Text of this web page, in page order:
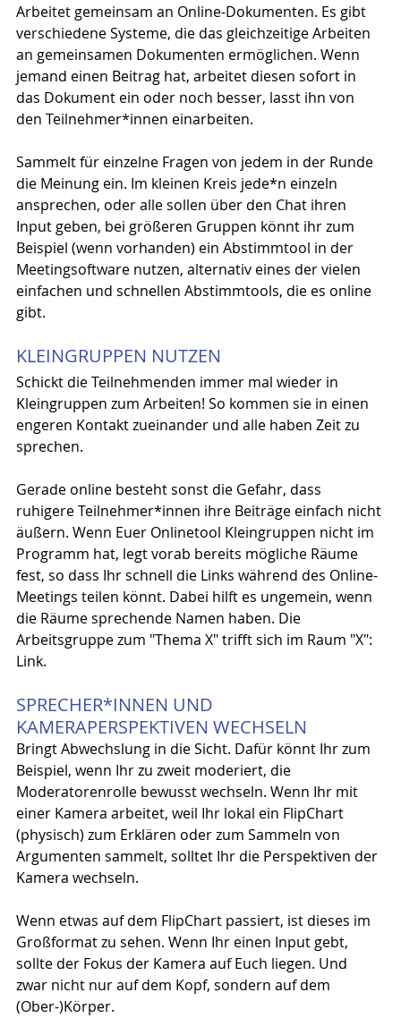
Arbeitet gemeinsam an Online-Dokumenten. Es gibt
verschiedene Systeme, die das gleichzeitige Arbeiten
an gemeinsamen Dokumenten ermöglichen. Wenn
jemand einen Beitrag hat, arbeitet diesen sofort in
das Dokument ein oder noch besser, lasst ihn von
den Teilnehmer*innen einarbeiten.
Sammelt für einzelne Fragen von jedem in der Runde
die Meinung ein. Im kleinen Kreis jede*n einzeln
ansprechen, oder alle sollen über den Chat ihren
Input geben, bei größeren Gruppen könnt ihr zum
Beispiel (wenn vorhanden) ein Abstimmtool in der
Meetingsoftware nutzen, alternativ eines der vielen
einfachen und schnellen Abstimmtools, die es online
gibt.
KLEINGRUPPEN NUTZEN
Schickt die Teilnehmenden immer mal wieder in
Kleingruppen zum Arbeiten! So kommen sie in einen
engeren Kontakt zueinander und alle haben Zeit zu
sprechen.
Gerade online besteht sonst die Gefahr, dass
ruhigere Teilnehmer*innen ihre Beiträge einfach nicht
äußern. Wenn Euer Onlinetool Kleingruppen nicht im
Programm hat, legt vorab bereits mögliche Räume
fest, so dass Ihr schnell die Links während des Online-
Meetings teilen könnt. Dabei hilft es ungemein, wenn
die Räume sprechende Namen haben. Die
Arbeitsgruppe zum "Thema X" trifft sich im Raum "X":
Link.
SPRECHER*INNEN UND
KAMERAPERSPEKTIVEN WECHSELN
Bringt Abwechslung in die Sicht. Dafür könnt Ihr zum
Beispiel, wenn Ihr zu zweit moderiert, die
Moderatorenrolle bewusst wechseln. Wenn Ihr mit
einer Kamera arbeitet, weil Ihr lokal ein FlipChart
(physisch) zum Erklären oder zum Sammeln von
Argumenten sammelt, solltet Ihr die Perspektiven der
Kamera wechseln.
Wenn etwas auf dem FlipChart passiert, ist dieses im
Großformat zu sehen. Wenn Ihr einen Input gebt,
sollte der Fokus der Kamera auf Euch liegen. Und
zwar nicht nur auf dem Kopf, sondern auf dem
(Ober-)Körper.